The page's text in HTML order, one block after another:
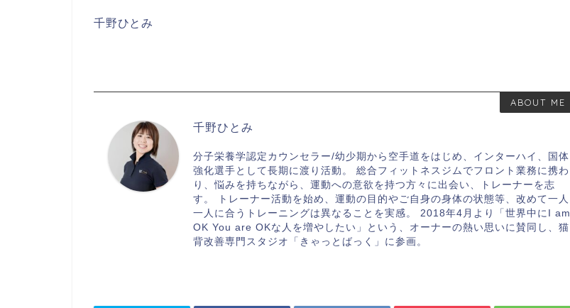
千野ひとみ
ABOUT ME
千野ひとみ
分子栄養学認定カウンセラー/幼少期から空手道をはじめ、インターハイ、国体
強化選手として長期に渡り活動。 総合フィットネスジムでフロント業務に携わ
り、悩みを持ちながら、運動への意欲を持つ方々に出会い、トレーナーを志
す。 トレーナー活動を始め、運動の目的やご自身の身体の状態等、改めて一人
一人に合うトレーニングは異なることを実感。 2018年4月より「世界中にI am
OK You are OKな人を増やしたい」という、オーナーの熱い思いに賛同し、猫
背改善専門スタジオ「きゃっとばっく」に参画。